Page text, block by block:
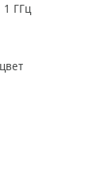
ГГц